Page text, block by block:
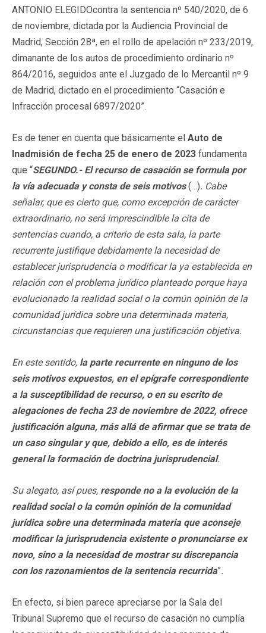
ANTONIO ELEGIDOcontra la sentencia nº 540/2020, de 6
de noviembre, dictada por la Audiencia Provincial de
Madrid, Sección 28ª, en el rollo de apelación nº 233/2019,
dimanante de los autos de procedimiento ordinario nº
864/2016, seguidos ante el Juzgado de lo Mercantil nº 9
de Madrid, dictado en el procedimiento “Casación e
Infracción procesal 6897/2020”.
Es de tener en cuenta que básicamente el Auto de
Inadmisión de fecha 25 de enero de 2023 fundamenta
que “SEGUNDO.- El recurso de casación se formula por
la vía adecuada y consta de seis motivos(…). Cabe
señalar, que es cierto que, como excepción de carácter
extraordinario, no será imprescindible la cita de
sentencias cuando, a criterio de esta sala, la parte
recurrente justifique debidamente la necesidad de
establecer jurisprudencia o modificar la ya establecida en
relación con el problema jurídico planteado porque haya
evolucionado la realidad social o la común opinión de la
comunidad jurídica sobre una determinada materia,
circunstancias que requieren una justificación objetiva.
En este sentido, la parte recurrente en ninguno de los
seis motivos expuestos, en el epígrafe correspondiente
a la susceptibilidad de recurso, o en su escrito de
alegaciones de fecha 23 de noviembre de 2022, ofrece
justificación alguna, más allá de afirmar que se trata de
un caso singular y que, debido a ello, es de interés
general la formación de doctrina jurisprudencial.
Su alegato, así pues, responde no a la evolución de la
realidad social o la común opinión de la comunidad
jurídica sobre una determinada materia que aconseje
modificar la jurisprudencia existente o pronunciarse ex
novo, sino a la necesidad de mostrar su discrepancia
con los razonamientos de la sentencia recurrida”.
En efecto, si bien parece apreciarse por la Sala del
Tribunal Supremo que el recurso de casación no cumplía